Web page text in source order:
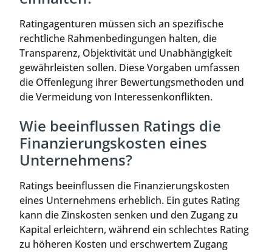
Ratingagenturen müssen sich an spezifische
rechtliche Rahmenbedingungen halten, die
Transparenz, Objektivität und Unabhängigkeit
gewährleisten sollen. Diese Vorgaben umfassen
die Offenlegung ihrer Bewertungsmethoden und
die Vermeidung von Interessenkonflikten.
Wie beeinflussen Ratings die
Finanzierungskosten eines
Unternehmens?
Ratings beeinflussen die Finanzierungskosten
eines Unternehmens erheblich. Ein gutes Rating
kann die Zinskosten senken und den Zugang zu
Kapital erleichtern, während ein schlechtes Rating
zu höheren Kosten und erschwertem Zugang